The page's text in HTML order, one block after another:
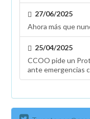
27/06/2025
Ahora más que
25/04/2025
CCOO pide un
ante emergencias